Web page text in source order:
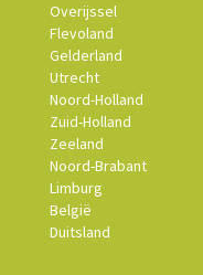
Overijssel
Flevoland
Gelderland
Utrecht
Noord-Holland
Zuid-Holland
Zeeland
Noord-Brabant
Limburg
België
Duitsland